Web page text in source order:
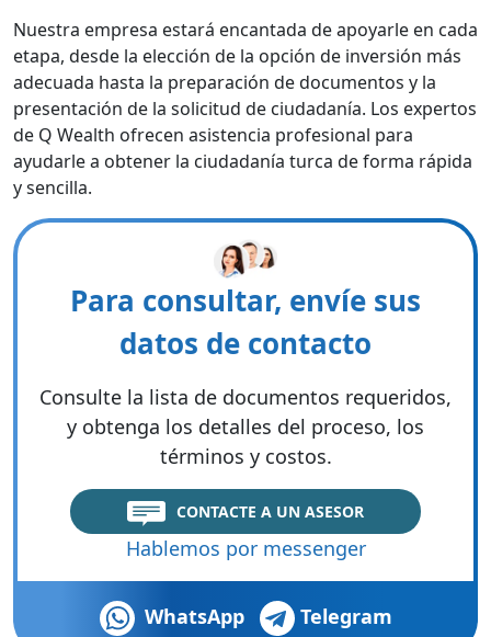
Nuestra empresa estará encantada de apoyarle en cada
etapa, desde la elección de la opción de inversión más
adecuada hasta la preparación de documentos y la
presentación de la solicitud de ciudadanía. Los expertos
de Q Wealth ofrecen asistencia profesional para
ayudarle a obtener la ciudadanía turca de forma rápida
y sencilla.
Para consultar, envíe sus
datos de contacto
Consulte la lista de documentos requeridos,
y obtenga los detalles del proceso, los
términos y costos.
CONTACTE A UN ASESOR
Hablemos por messenger
WhatsApp Telegram